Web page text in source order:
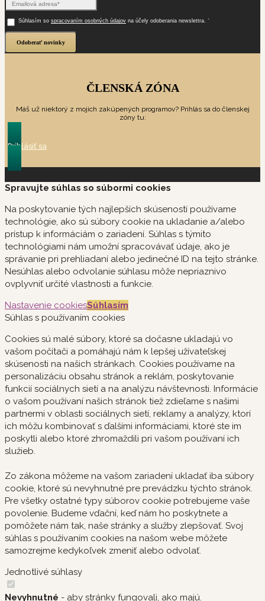
Súhlasím so spracovaním osobných údajov na účely odoberania newslettra. *
Odoberať novinky
ČLENSKÁ ZÓNA
Máš už niektorý z mojich zakúpených programov? Prihlás sa do členskej
zóny tu:
Prihlásiť sa
Spravujte súhlas so súbormi cookies
Na poskytovanie tých najlepších skúseností používame
technológie, ako sú súbory cookie na ukladanie a/alebo
prístup k informáciám o zariadení. Súhlas s týmito
technológiami nám umožní spracovávať údaje, ako je
správanie pri prehliadaní alebo jedinečné ID na tejto stránke.
Nesúhlas alebo odvolanie súhlasu môže nepriaznivo
ovplyvniť určité vlastnosti a funkcie.
Nastavenie cookiesSúhlasím
Súhlas s používaním cookies
Cookies sú malé súbory, ktoré sa dočasne ukladajú vo
vašom počítači a pomáhajú nám k lepšej užívateľskej
skúsenosti na našich stránkach. Cookies používame na
personalizáciu obsahu stránok a reklám, poskytovanie
funkcií sociálnych sietí a na analýzu návštevnosti. Informácie
o vašom používaní našich stránok tiež zdieľame s našimi
partnermi v oblasti sociálnych sietí, reklamy a analýzy, ktorí
ich môžu kombinovať s ďalšími informáciami, ktoré ste im
poskytli alebo ktoré zhromaždili pri vašom používaní ich
služieb.
Zo zákona môžeme na vašom zariadení ukladať iba súbory
cookie, ktoré sú nevyhnutné pre prevádzku týchto stránok.
Pre všetky ostatné typy súborov cookie potrebujeme vaše
povolenie. Budeme vďační, keď nám ho poskytnete a
pomôžete nám tak, naše stránky a služby zlepšovať. Svoj
súhlas s používaním cookies na našom webe môžete
samozrejme kedykoľvek zmeniť alebo odvolať.
Jednotlivé súhlasy
Nevyhnutné - aby stránky fungovali, ako majú.